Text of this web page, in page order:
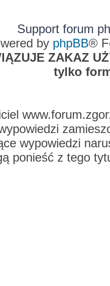
Support forum
by phpBB®
ZAKAZ
tylko
wypowiedzi
ponieść z tego